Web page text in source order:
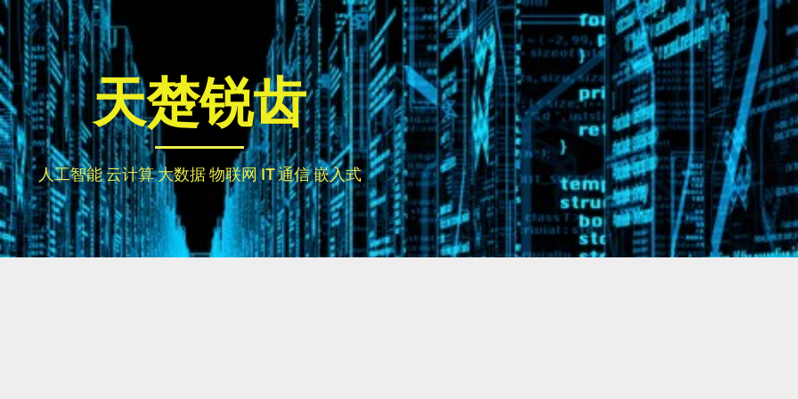
天楚锐齿
人工智能 云计算 大数据 物联网 IT 通信 嵌入式